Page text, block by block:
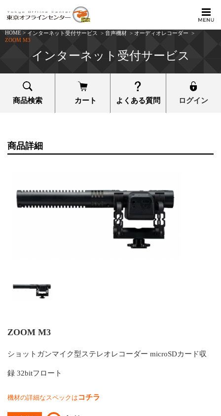
HOME > インターネット受付サービス > 音声機材 > オーディオレコーダー >
ZOOM M3
インターネット受付サービス
商品検索 カート よくある質問 ログイン
商品詳細
ZOOM M3
ショットガンマイク型ステレオレコーダー microSDカード収
録 32bitフロート
機材の詳細なスペックは コチラ